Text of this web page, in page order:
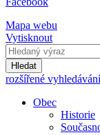
Mapa webu
Vytisknout
Hledat
rozšířené vyhledávání
Obec
Historie